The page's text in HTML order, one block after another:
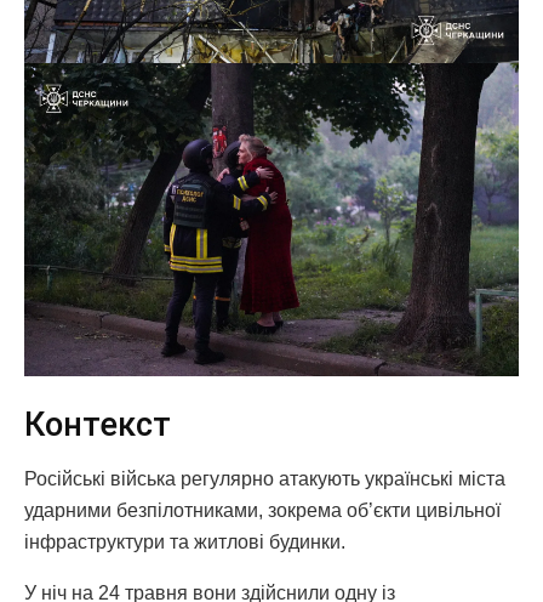
Контекст
Російські війська регулярно атакують українські міста
ударними безпілотниками, зокрема об’єкти цивільної
інфраструктури та житлові будинки.
У ніч на 24 травня вони здійснили одну із